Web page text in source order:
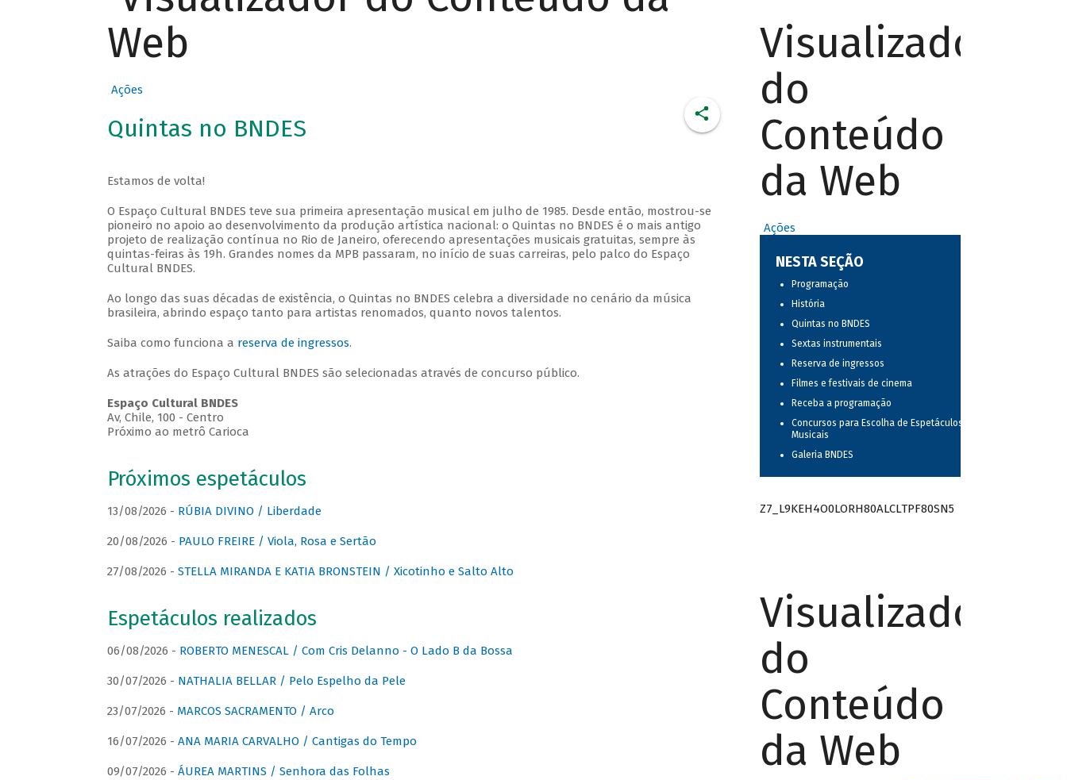
Web
Ações
Quintas no BNDES
Estamos de volta!
O Espaço Cultural BNDES teve sua primeira apresentação musical em julho de 1985. Desde então, mostrou-se
pioneiro no apoio ao desenvolvimento da produção artística nacional: o Quintas no BNDES é o mais antigo
projeto de realização contínua no Rio de Janeiro, oferecendo apresentações musicais gratuitas, sempre às
quintas-feiras às 19h. Grandes nomes da MPB passaram, no início de suas carreiras, pelo palco do Espaço
Cultural BNDES.
Ao longo das suas décadas de existência, o Quintas no BNDES celebra a diversidade no cenário da música
brasileira, abrindo espaço tanto para artistas renomados, quanto novos talentos.
Saiba como funciona a reserva de ingressos.
As atrações do Espaço Cultural BNDES são selecionadas através de concurso público.
Espaço Cultural BNDES
Av, Chile, 100 - Centro
Próximo ao metrô Carioca
Próximos espetáculos
13/08/2026 - RÚBIA DIVINO / Liberdade
20/08/2026 - PAULO FREIRE / Viola, Rosa e Sertão
27/08/2026 - STELLA MIRANDA E KATIA BRONSTEIN / Xicotinho e Salto Alto
Espetáculos realizados
06/08/2026 - ROBERTO MENESCAL / Com Cris Delanno - O Lado B da Bossa
30/07/2026 - NATHALIA BELLAR / Pelo Espelho da Pele
23/07/2026 - MARCOS SACRAMENTO / Arco
16/07/2026 - ANA MARIA CARVALHO / Cantigas do Tempo
09/07/2026 - ÁUREA MARTINS / Senhora das Folhas
Visualizador
do
Conteúdo
da Web
Ações
NESTA SEÇÃO
Programação
História
Quintas no BNDES
Sextas instrumentais
Reserva de ingressos
Filmes e festivais de cinema
Receba a programação
Concursos para Escolha de Espetáculos
Musicais
Galeria BNDES
Z7_L9KEH4O0LORH80ALCLTPF80SN5
Visualizador
do
Conteúdo
da Web